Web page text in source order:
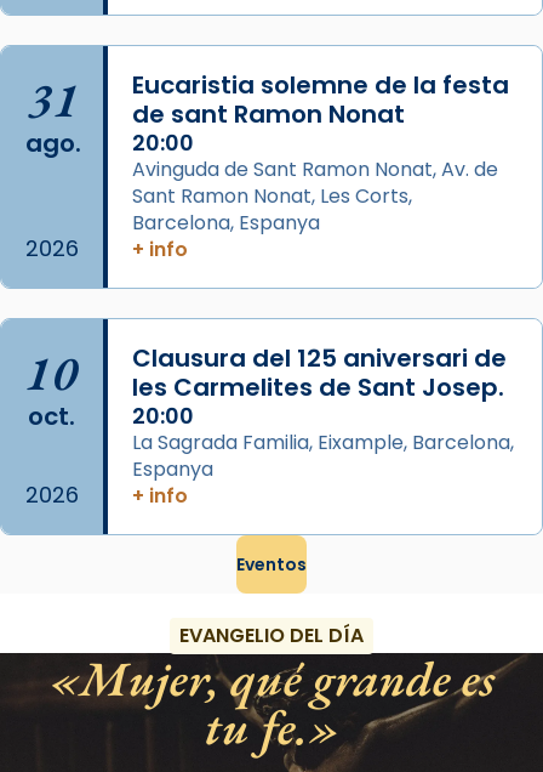
Jaume, fill de Zebedeu, és juntament amb el
seu germà Joan i Pere un dels que
acompanyava més de prop Jesús.
Segons el llibre dels Fets (12,2) fou el primer
apòstol màrtir, decapitat a Jerusalem per
Herodes Agripa (vers l'any 44).
Patró de Galícia, després de les invasions
musulmanes fou venerat com a patró dels
Regnes castellans i més tard de tota
El seu sepulcre a Compostela fou un g
...Ver más
View on Facebook ·
31
ago.
2026
Eucaristia solemne de la festa
de sant Ramon Nonat
20:00
Avinguda de Sant Ramon Nonat, Av. de
Sant Ramon Nonat, Les Corts,
Barcelona, Espanya
+ info
10
oct.
2026
Clausura del 125 aniversari de
les Carmelites de Sant Josep.
20:00
La Sagrada Familia, Eixample, Barcelona,
Espanya
+ info
Eventos
EVANGELIO DEL DÍA
Mujer, qué grande es
tu fe.